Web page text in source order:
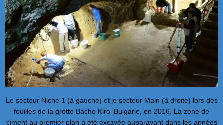
Le secteur Niche 1 (à gauche) et le secteur Main (à droite) lors des
fouilles de la grotte Bacho Kiro, Bulgarie, en 2016. La zone de
ciment au premier plan a été excavée auparavant dans les années